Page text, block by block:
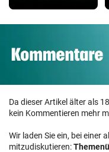
Da dieser Artikel älter als
kein Kommentieren mehr
Wir laden Sie ein, bei einer
mitzudiskutieren: